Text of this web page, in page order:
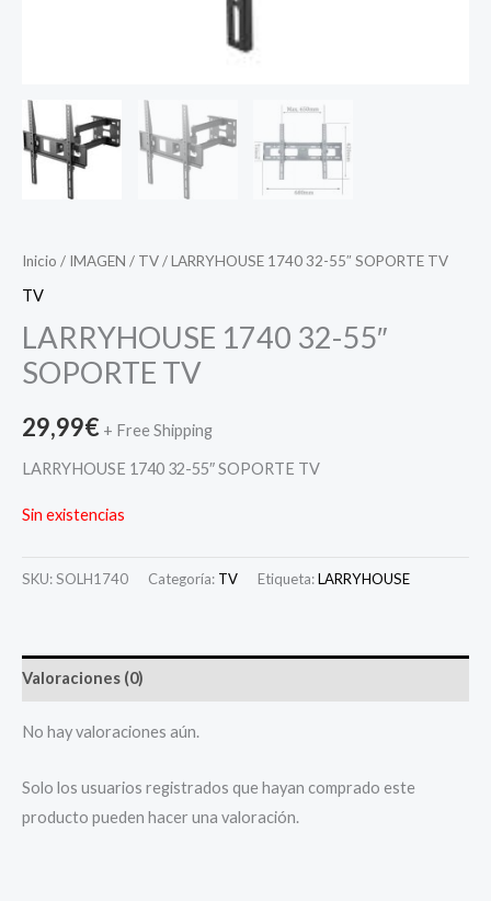
Inicio / IMAGEN / TV/ LARRYHOUSE 1740 32-55″ SOPORTE TV
TV
LARRYHOUSE 1740 32-55″
SOPORTE TV
29,99€ + Free Shipping
LARRYHOUSE 1740 32-55″ SOPORTE TV
Sin existencias
SKU:SOLH1740 Categoría: TV Etiqueta:LARRYHOUSE
Valoraciones (0)
No hay valoraciones aún.
Solo los usuarios registrados que hayan comprado este
producto pueden hacer una valoración.